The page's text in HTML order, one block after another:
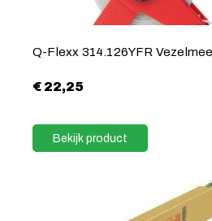
Q-Flexx 314.126YFR
€22,25
Bekijk product